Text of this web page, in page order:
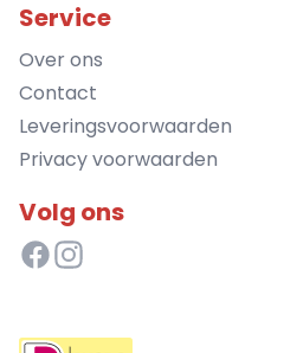
Service
Over ons
Contact
Leveringsvoorwaarden
Privacy voorwaarden
Volg ons